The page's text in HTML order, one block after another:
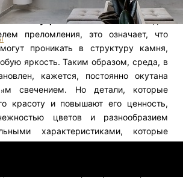
украшения).
→ Безупречная эстетика.Обладая
преломления, это означает, что
проникать в структуру камня,
яркость. Таким образом, среда, в
кажется, постоянно окутана
свечением. Но детали, которые
красоту и повышают его ценность,
цветов и разнообразием
характеристиками, которые
место в предпочтениях при